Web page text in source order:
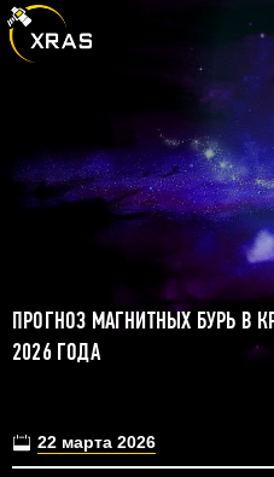
ПРОГНОЗ МАГНИТНЫХ БУРЬ В
2026 ГОДА
22 марта 2026